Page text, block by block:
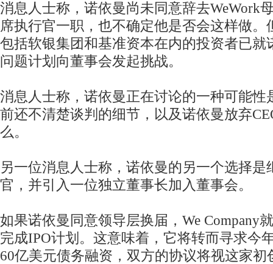
消息人士称，诺依曼尚未同意辞去WeWork
席执行官一职，也不确定他是否会这样做。
包括软银集团和基准资本在内的投资者已就
问题计划向董事会发起挑战。
消息人士称，诺依曼正在讨论的一种可能性
前还不清楚谈判的细节，以及诺依曼放弃
么。
另一位消息人士称，诺依曼的另一个选择是
官，并引入一位独立董事长加入董事会。
如果诺依曼同意领导层换届，We Company
完成IPO计划。这意味着，它将转而寻求今
60亿美元债务融资，双方的协议将视这家初